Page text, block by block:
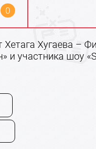
0
Хугаева –
участника шоу